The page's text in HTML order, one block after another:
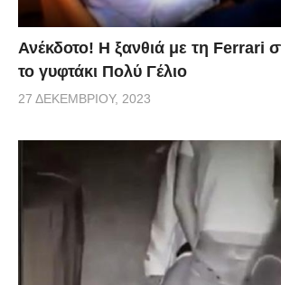
Ανέκδοτο! Η ξανθιά με τη Ferrari
το γυφτάκι Πολύ Γέλιο
27 ΔΕΚΕΜΒΡΊΟΥ, 2023